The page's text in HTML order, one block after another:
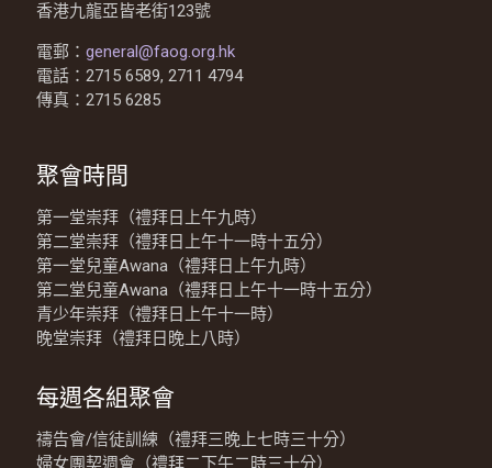
香港九龍亞皆老街123號
電郵： general@faog.org.hk
電話：2715 6589, 2711 4794
傳真：2715 6285
聚會時間
第一堂崇拜（禮拜日上午九時）
第二堂崇拜（禮拜日上午十一時十五分）
第一堂兒童Awana（禮拜日上午九時）
第二堂兒童Awana（禮拜日上午十一時十五分）
青少年崇拜（禮拜日上午十一時）
晚堂崇拜（禮拜日晚上八時）
每週各組聚會
禱告會/信徒訓練（禮拜三晚上七時三十分）
婦女團契週會（禮拜二下午二時三十分）